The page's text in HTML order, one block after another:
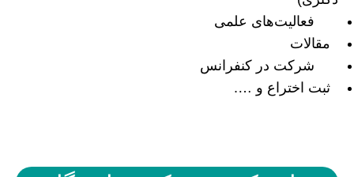
فعالیت‌های علمی
مقالات
شرکت در کنفرانس
ثبت اختراع و ….